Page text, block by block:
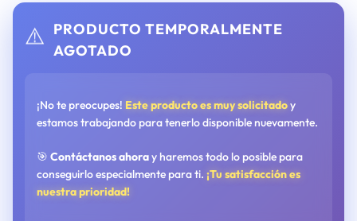
⚠️ PRODUCTO TEMPORALMENTE
AGOTADO
¡No te preocupes! Este producto es muy solicitadoy
estamos trabajando para tenerlo disponible nuevamente.
🎯 Contáctanos ahoray haremos todo lo posible para
conseguirlo especialmente para ti. ¡Tu satisfacción es
nuestra prioridad!